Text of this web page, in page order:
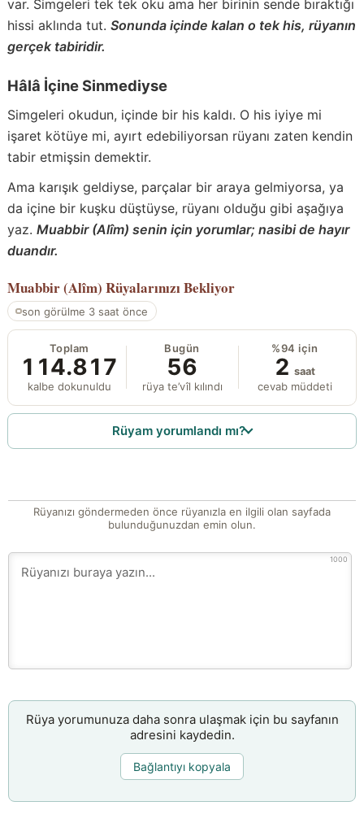
var. Simgeleri tek tek oku ama her birinin sende bıraktığı
hissi aklında tut. Sonunda içinde kalan o tek his, rüyanın
gerçek tabiridir.
Hâlâ İçine Sinmediyse
Simgeleri okudun, içinde bir his kaldı. O his iyiye mi
işaret kötüye mi, ayırt edebiliyorsan rüyanı zaten kendin
tabir etmişsin demektir.
Ama karışık geldiyse, parçalar bir araya gelmiyorsa, ya
da içine bir kuşku düştüyse, rüyanı olduğu gibi aşağıya
yaz. Muabbir (Alîm) senin için yorumlar; nasibi de hayır
duandır.
Muabbir (Alîm) Rüyalarınızı Bekliyor
son görülme 3 saat önce
Toplam
114.817
kalbe dokunuldu
Bugün
56
rüya te’vîl kılındı
%94 için
2 saat
cevab müddeti
Rüyam yorumlandı mı?
Rüyanızı göndermeden önce rüyanızla en ilgili olan sayfada
bulunduğunuzdan emin olun.
1000
Rüya yorumunuza daha sonra ulaşmak için bu sayfanın
adresini kaydedin.
Bağlantıyı kopyala